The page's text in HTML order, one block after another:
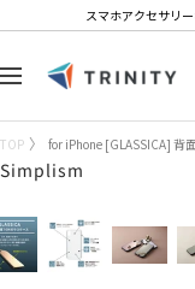
テ
ツ
へ
キ
ッ
プ
スマホアクセサリ
ナ
ゲ
ー
ョ
ン
Trinity
TOP for iPhone [GLASSICA] 背
Simplism